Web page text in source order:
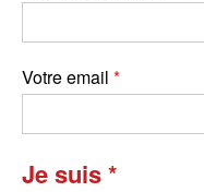
Votre email
Je suis